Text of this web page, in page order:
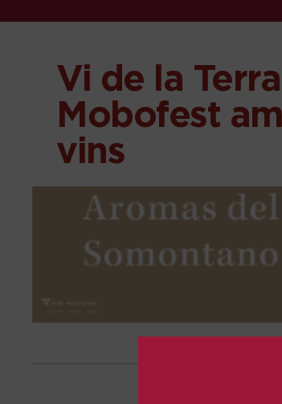
Vi de la
Mobofest
vins